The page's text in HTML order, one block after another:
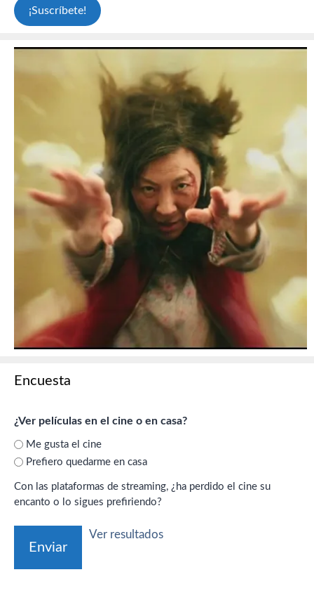
Encuesta
¿Ver películas en el cine o en casa?
Me gusta el cine
Prefiero quedarme en casa
Con las plataformas de streaming, ¿ha perdido el cine su
encanto o lo sigues prefiriendo?
Ver resultados